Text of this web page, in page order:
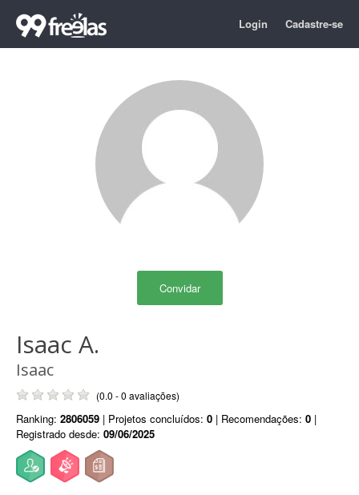
Login Cadastre-se
Convidar
Isaac A.
Isaac
(0.0 - 0 avaliações)
Ranking: 2806059 | Projetos concluídos: 0 | Recomendações: 0 |
Registrado desde: 09/06/2025